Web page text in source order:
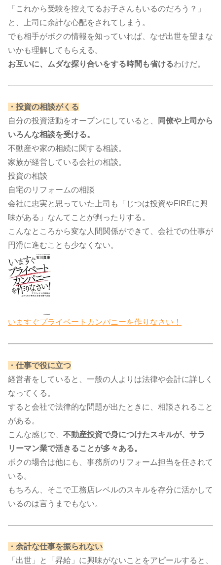
「これから受験を控えてるお子さんもいるのだろう？」
と、上司に余計な心配をされてしまう。
でも相手がボクの情報を知っていれば、なぜ出世を望まな
いかも理解してもらえる。
お互いに、ムダな探り合いをする時間も省けるわけだ。​​​​
・投資の相談がくる
自分の投資活動をオープンにしていると、
同僚や上司から
いろんな相談を受ける。
不動産や家の相続に関する相談。
家族が経営している会社の相談。
投資の相談
自宅のリフォームの相談
会社に忠実と思っていた上司も「じつは投資やFIREに興
味がある」なんてことが判ったりする。
こんなところから変な人間関係ができて、会社での仕事が
円滑に進むことも少なくない。​​
いますぐプライベートカンパニーを作りなさい！
・仕事で役に立つ
経営者をしていると、一般の人よりは法律や会計に詳しく
なってくる。
すると会社で法律的な問題が出たときに、相談されること
がある。
こんな感じで、 不動産投資で身につけたスキルが、サラ
リーマン業で活きることが多々ある。
ボクの場合は他にも、事務所のリフォーム担当を任されて
いる。
もちろん、そこで工務店レベルのスキルを存分に活かして
いるのは言うまでもない。​​
・余計な仕事を振られない
「出世」と「昇給」に興味がないことをアピールすると、